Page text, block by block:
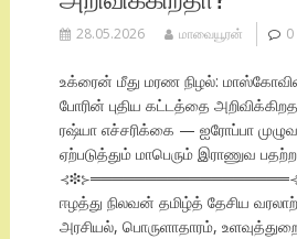
28.05.2026 மாவையூரன் 0
உக்ரைன் மீது மரண நிழல்:
போரின் புதிய கட்டத்தை
ரஷ்யா எச்சரிக்கை — ஐரோப்பா
ஏற்படுத்தும் மாபெரும் இராணுவ
ஈழத்து நிலவன் தமிழ்த் தேசிய
அரசியல், பொருளாதாரம்,